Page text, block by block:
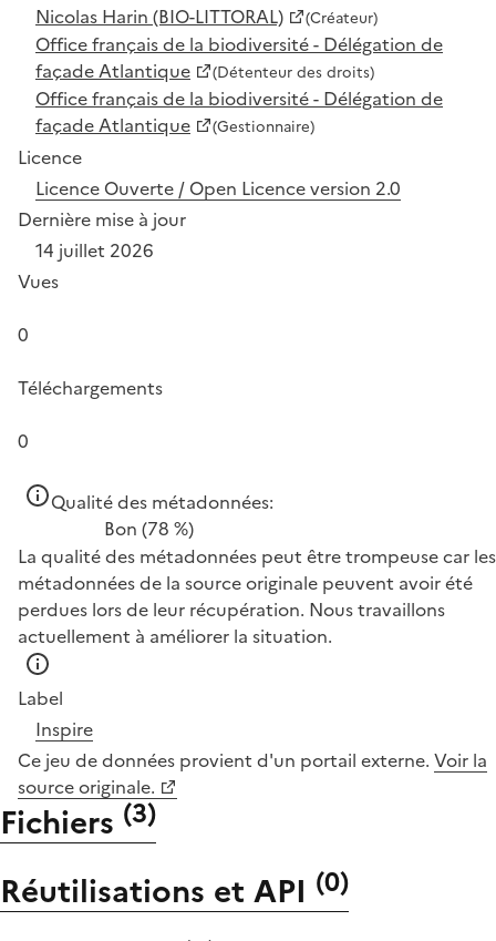
Nicolas Harin (BIO-LITTORAL)
(Créateur)
Office français de la biodiversité - Délégation de
façade Atlantique
(Détenteur des droits)
Office français de la biodiversité - Délégation de
façade Atlantique
(Gestionnaire)
Licence
Licence Ouverte / Open Licence version 2.0
Dernière mise à jour
14 juillet 2026
Vues
0
Téléchargements
0
Qualité des métadonnées:
Bon (78 %)
La qualité des métadonnées peut être trompeuse car les
métadonnées de la source originale peuvent avoir été
perdues lors de leur récupération. Nous travaillons
actuellement à améliorer la situation.
Label
Inspire
Ce jeu de données provient d'un portail externe. Voir la
source originale.
Fichiers (3)
Réutilisations et API (0)